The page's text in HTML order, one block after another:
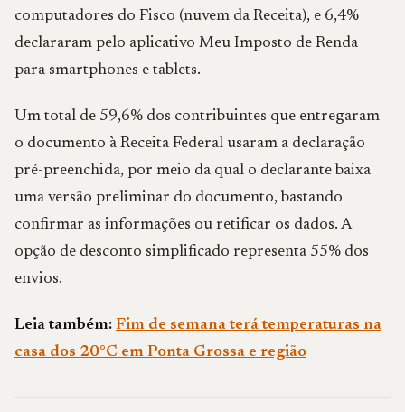
computadores do Fisco (nuvem da Receita), e 6,4%
declararam pelo aplicativo Meu Imposto de Renda
para smartphones e tablets.
Um total de 59,6% dos contribuintes que entregaram
o documento à Receita Federal usaram a declaração
pré-preenchida, por meio da qual o declarante baixa
uma versão preliminar do documento, bastando
confirmar as informações ou retificar os dados. A
opção de desconto simplificado representa 55% dos
envios.
Leia também: Fim de semana terá temperaturas na
casa dos 20°C em Ponta Grossa e região